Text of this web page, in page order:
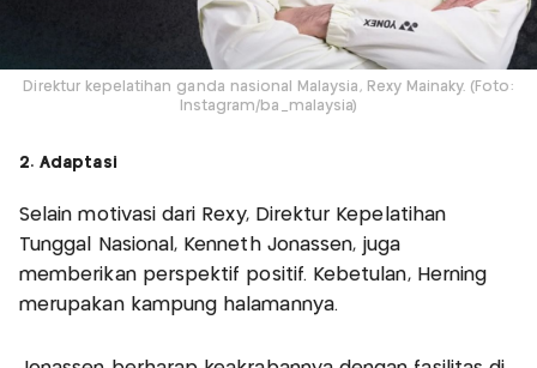
Direktur kepelatihan ganda nasional Malaysia, Rexy Mainaky. (Foto:
Instagram/ba_malaysia)
2. Adaptasi
Selain motivasi dari Rexy, Direktur Kepelatihan
Tunggal Nasional, Kenneth Jonassen, juga
memberikan perspektif positif. Kebetulan, Herning
merupakan kampung halamannya.